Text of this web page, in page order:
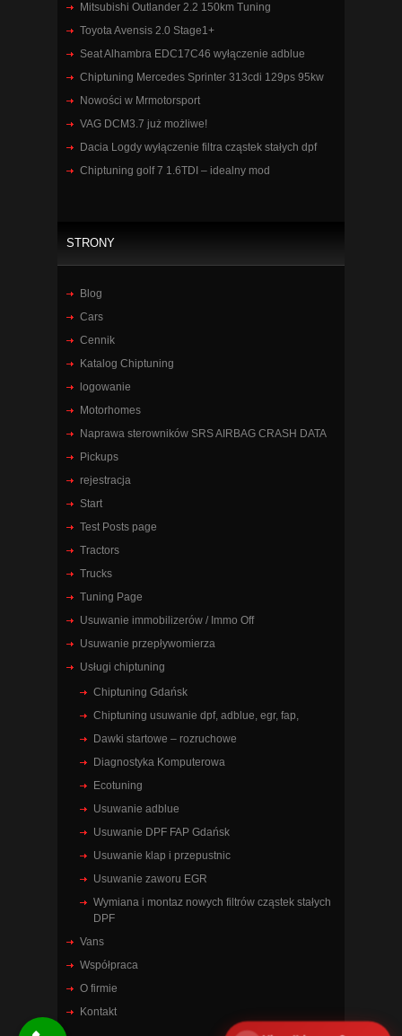
Mitsubishi Outlander 2.2 150km Tuning
Toyota Avensis 2.0 Stage1+
Seat Alhambra EDC17C46 wyłączenie adblue
Chiptuning Mercedes Sprinter 313cdi 129ps 95kw
Nowości w Mrmotorsport
VAG DCM3.7 już możliwe!
Dacia Logdy wyłączenie filtra cząstek stałych dpf
Chiptuning golf 7 1.6TDI – idealny mod
STRONY
Blog
Cars
Cennik
Katalog Chiptuning
logowanie
Motorhomes
Naprawa sterowników SRS AIRBAG CRASH DATA
Pickups
rejestracja
Start
Test Posts page
Tractors
Trucks
Tuning Page
Usuwanie immobilizerów / Immo Off
Usuwanie przepływomierza
Usługi chiptuning
Chiptuning Gdańsk
Chiptuning usuwanie dpf, adblue, egr, fap,
Dawki startowe – rozruchowe
Diagnostyka Komputerowa
Ecotuning
Usuwanie adblue
Usuwanie DPF FAP Gdańsk
Usuwanie klap i przepustnic
Usuwanie zaworu EGR
Wymiana i montaz nowych filtrów cząstek stałych
DPF
Vans
Współpraca
O firmie
Kontakt